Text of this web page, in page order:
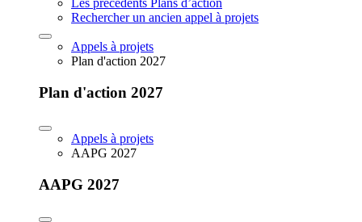
Les précédents Plans d’action
Rechercher un ancien appel à projets
Appels à projets
Plan d'action 2027
Plan d'action 2027
Appels à projets
AAPG 2027
AAPG 2027